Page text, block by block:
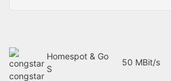
congstar
Homespot & Go
S
50 MBit/s